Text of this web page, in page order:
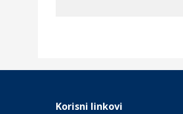
Daruvarske toplice –
Korisni linkovi